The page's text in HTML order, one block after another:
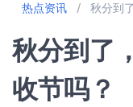
热点资讯 / 秋分到
秋分到了
收节吗？